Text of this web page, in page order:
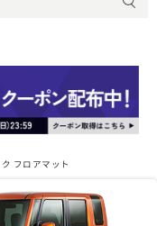
フロアマット